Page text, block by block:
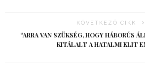
KÖVETKEZŐ CIKK
“ARRA VAN SZÜKSÉG, HOGY HÁBORÚS
KITÁLALT A HATALMI ELIT